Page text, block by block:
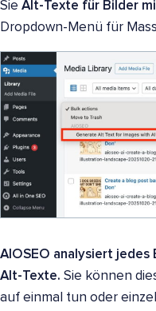
Sie Alt-Texte für Bilder
Dropdown-Menü für
AIOSEO analysiert
Alt-Texte. Sie können
auf einmal tun oder